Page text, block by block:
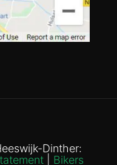
Dinther:
| Bikers